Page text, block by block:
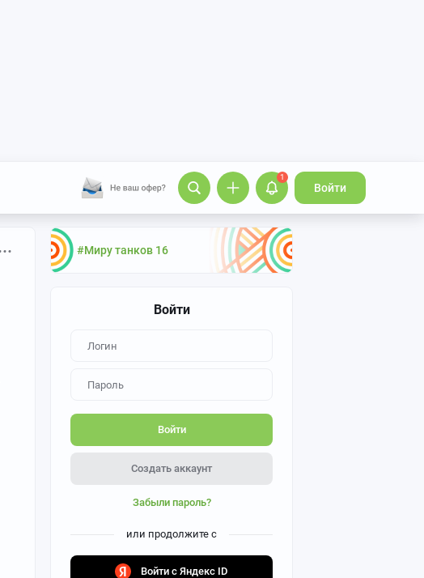
1
Войти
#Миру танков 16
Войти
Войти
Создать аккаунт
Забыли пароль?
или продолжите с
Войти с Яндекс ID